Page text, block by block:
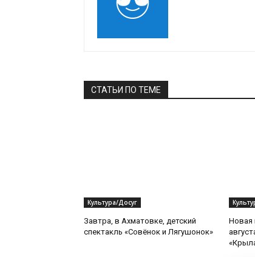
СТАТЬИ ПО ТЕМЕ
Культура/Досуг
Завтра, в Ахматовке, детский
спектакль «Совёнок и Лягушонок»
Новая